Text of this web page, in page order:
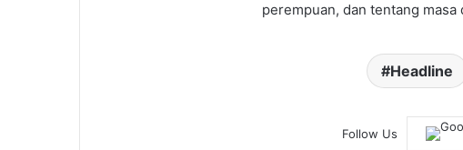
perempuan, dan tentang
Headline
Follow Us